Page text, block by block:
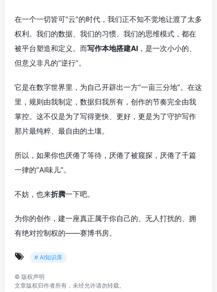
在一个一切皆可“云”的时代，我们正不知不觉地让渡了太多
权利。我们的数据、我们的习惯、我们的思维模式，都在
被平台塑造和定义。而写作本地搭建AI ，是一次小小的、
但意义非凡的“逆行”。
它是在数字世界里，为自己开辟出一方“一亩三分地”。在这
里，规则由我制定，数据归我所有，创作的节奏完全由我
掌控。这不仅是为了写得更快、更好，更是为了守护写作
那片最纯粹、最自由的土壤。
所以，如果你也厌倦了等待，厌倦了被窥探，厌倦了千篇
一律的“AI味儿”。
不妨，也来折腾一下吧。
为你的创作，建一座真正属于你自己的、无人打扰的、拥
有绝对控制权的——赛博书房。
# AI知识库
© 版权声明
文章版权归作者所有，未经允许请勿转载。